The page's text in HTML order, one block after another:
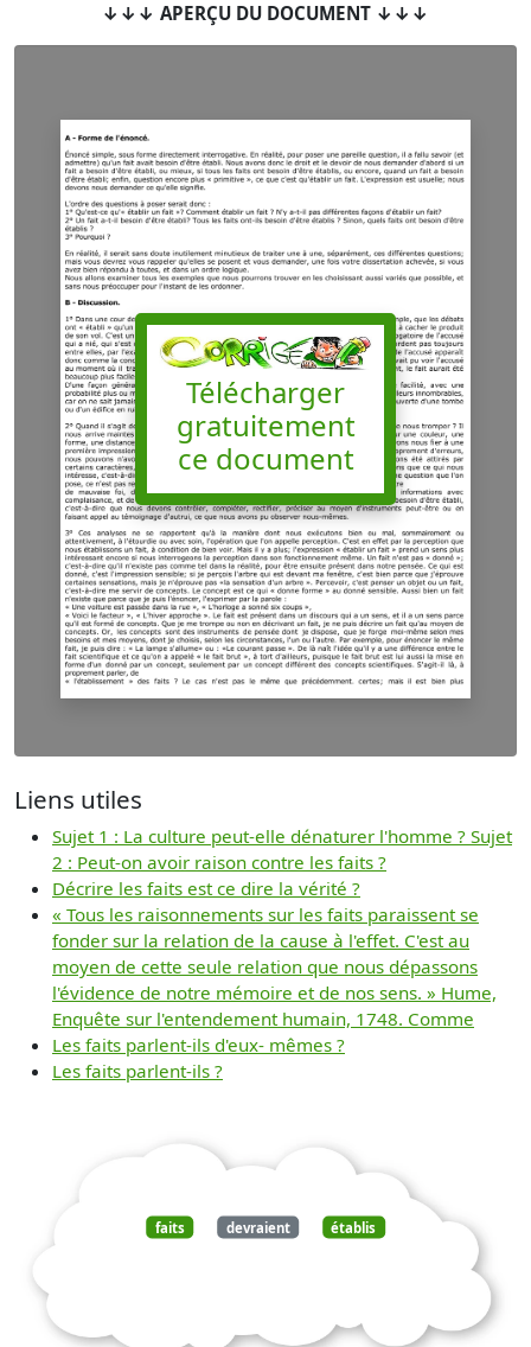
↓↓↓ APERÇU DU DOCUMENT ↓↓↓
Télécharger
gratuitement
ce document
Liens utiles
Sujet 1 : La culture peut-elle dénaturer l'homme ? Sujet
2 : Peut-on avoir raison contre les faits ?
Décrire les faits est ce dire la vérité ?
« Tous les raisonnements sur les faits paraissent se
fonder sur la relation de la cause à l'effet. C'est au
moyen de cette seule relation que nous dépassons
l'évidence de notre mémoire et de nos sens. » Hume,
Enquête sur l'entendement humain, 1748. Comme
Les faits parlent-ils d'eux- mêmes ?
Les faits parlent-ils ?
faits devraient établis